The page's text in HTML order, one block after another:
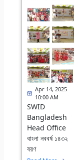
Apr 14, 2025
10:00 AM
SWID
Bangladesh
Head Office
বাংলা নববর্ষ ১৪৩২
বরণ